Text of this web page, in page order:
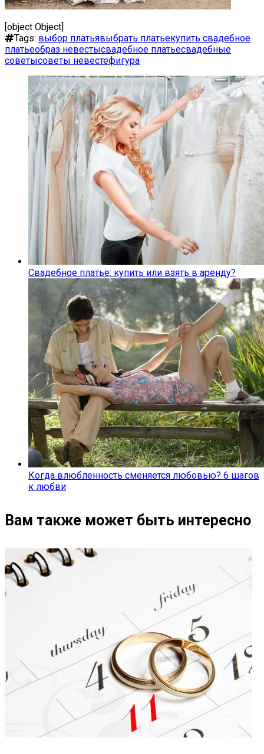
[object Object]
Tags: выбор платьявыбрать платьекупить свадебное
платьеобраз невестысвадебное платьесвадебные
советысоветы невестефигура
Свадебное платье: купить или взять в аренду?
Когда влюбленность сменяется любовью? 6 шагов
к любви
Вам также может быть интересно